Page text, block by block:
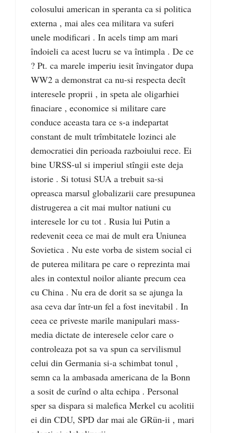
colosului american in speranta ca si politica
externa , mai ales cea militara va suferi
unele modificari . In acels timp am mari
îndoieli ca acest lucru se va întimpla . De ce
? Pt. ca marele imperiu iesit învingator dupa
WW2 a demonstrat ca nu-si respecta decît
interesele proprii , in speta ale oligarhiei
finaciare , economice si militare care
conduce aceasta tara ce s-a indepartat
constant de mult trîmbitatele lozinci ale
democratiei din perioada razboiului rece. Ei
bine URSS-ul si imperiul stîngii este deja
istorie . Si totusi SUA a trebuit sa-si
opreasca marsul globalizarii care presupunea
distrugerea a cit mai multor natiuni cu
interesele lor cu tot . Rusia lui Putin a
redevenit ceea ce mai de mult era Uniunea
Sovietica . Nu este vorba de sistem social ci
de puterea militara pe care o reprezinta mai
ales in contextul noilor aliante precum cea
cu China . Nu era de dorit sa se ajunga la
asa ceva dar într-un fel a fost inevitabil . In
ceea ce priveste marile manipulari mass-
media dictate de interesele celor care o
controleaza pot sa va spun ca servilismul
celui din Germania si-a schimbat tonul ,
semn ca la ambasada americana de la Bonn
a sosit de curînd o alta echipa . Personal
sper sa dispara si malefica Merkel cu acolitii
ei din CDU, SPD dar mai ale GRün-ii , mari